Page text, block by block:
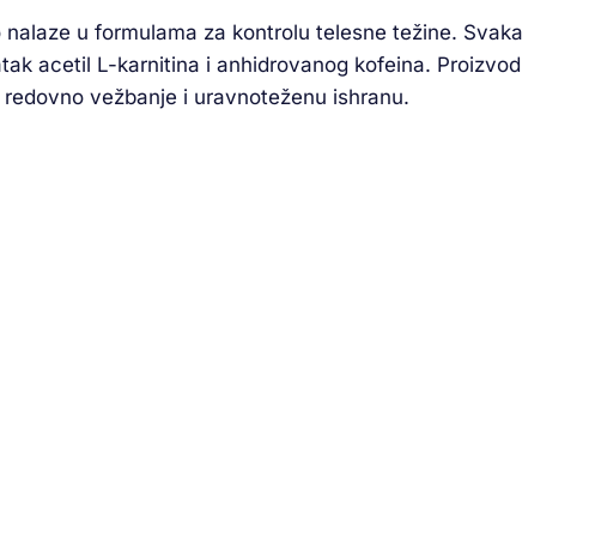
u formulama za kontrolu telesne težine. Svaka
acetil L-karnitina i anhidrovanog kofeina. Proizvod
vežbanje i uravnoteženu ishranu.